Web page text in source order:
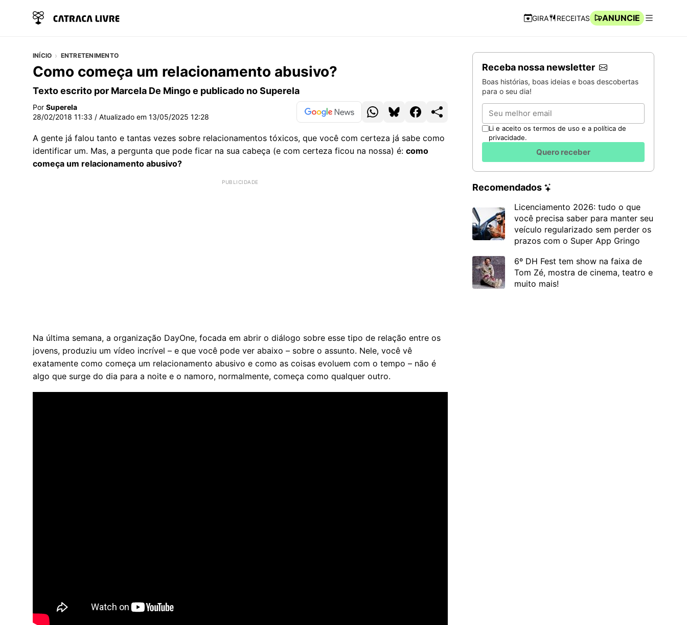
Navegação Rápida
GIRA RECEITAS
ANUNCIE
INÍCIO ENTRETENIMENTO
Como começa um relacionamento abusivo?
Texto escrito por Marcela De Mingo e publicado no Superela
Por Superela
28/02/2018 11:33 / Atualizado em 13/05/2025 12:28
A gente já falou tanto e tantas vezes sobre relacionamentos tóxicos, que você com certeza já sabe como
identificar um. Mas, a pergunta que pode ficar na sua cabeça (e com certeza ficou na nossa) é: como
começa um relacionamento abusivo?
Na última semana, a organização DayOne, focada em abrir o diálogo sobre esse tipo de relação entre os
jovens, produziu um vídeo incrível – e que você pode ver abaixo – sobre o assunto. Nele, você vê
exatamente como começa um relacionamento abusivo e como as coisas evoluem com o tempo – não é
algo que surge do dia para a noite e o namoro, normalmente, começa como qualquer outro.
Receba nossa newsletter
Boas histórias, boas ideias e boas descobertas
para o seu dia!
Email
Li e aceito os termos de uso e a política de
privacidade.
Quero receber
Recomendados
Licenciamento 2026: tudo o que
você precisa saber para manter seu
veículo regularizado sem perder os
prazos com o Super App Gringo
6º DH Fest tem show na faixa de
Tom Zé, mostra de cinema, teatro e
muito mais!